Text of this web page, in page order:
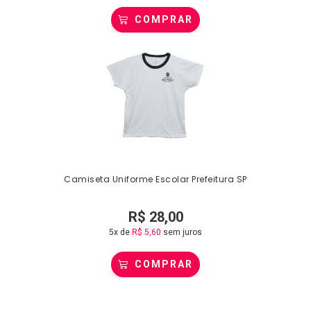
COMPRAR
Camiseta Uniforme Escolar Prefeitura SP
R$ 28,00
5x de R$ 5,60 sem juros
COMPRAR